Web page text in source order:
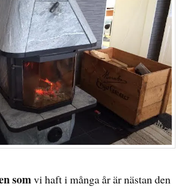
somvi haft i många år är nästan den